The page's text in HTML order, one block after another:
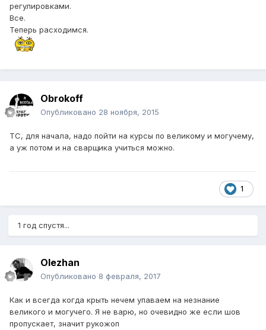
регулировками.
Все.
Теперь расходимся.
Obrokoff
Опубликовано 28 ноября, 2015
ТС, для начала, надо пойти на курсы по великому и могучему,
а уж потом и на сварщика учиться можно.
1
1 год спустя...
Olezhan
Опубликовано 8 февраля, 2017
Как и всегда когда крыть нечем упаваем на незнание
великого и могучего. Я не варю, но очевидно же если шов
пропускает, значит рукожоп